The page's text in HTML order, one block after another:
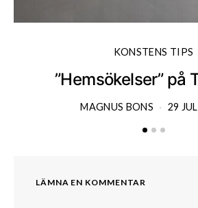
KONSTENS TIPS
”Hemsökelser” på
MAGNUS BONS 29
LÄMNA EN KOMMENTAR